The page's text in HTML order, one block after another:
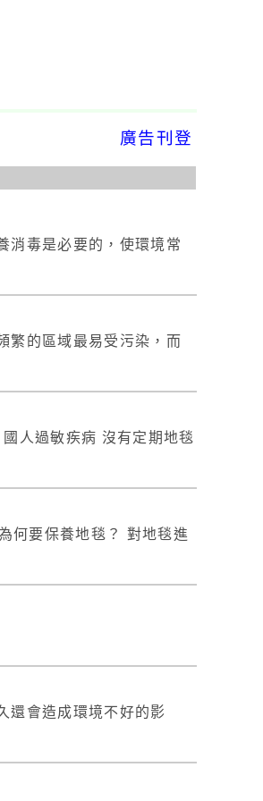
廣告刊登
消毒是必要的，使環境常
繁的區域最易受污染，而
人過敏疾病 沒有定期地毯
何要保養地毯？ 對地毯進
還會造成環境不好的影